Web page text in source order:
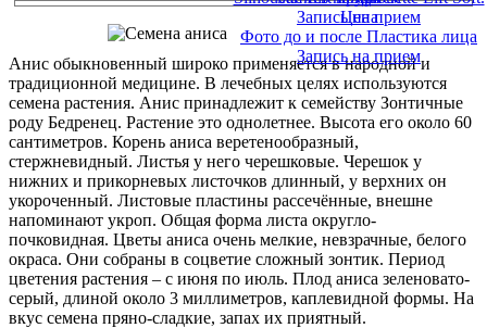
Цена
Фото до и после Пластика лица
Запись на прием
Запись на прием
Анис обыкновенный широко применяется в народной и
традиционной медицине. В лечебных целях используются
семена растения. Анис принадлежит к семейству Зонтичные
роду Бедренец. Растение это однолетнее. Высота его около 60
сантиметров. Корень аниса веретенообразный,
стержневидный. Листья у него черешковые. Черешок у
нижних и прикорневых листочков длинный, у верхних он
укороченный. Листовые пластины рассечённые, внешне
напоминают укроп. Общая форма листа округло-
почковидная. Цветы аниса очень мелкие, невзрачные, белого
окраса. Они собраны в соцветие сложный зонтик. Период
цветения растения – с июня по июль. Плод аниса зеленовато-
серый, длиной около 3 миллиметров, каплевидной формы. На
вкус семена пряно-сладкие, запах их приятный.